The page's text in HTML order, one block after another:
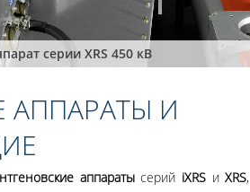
серии XRS 450 кВ
И
аппаратысерий iXRSиXRS